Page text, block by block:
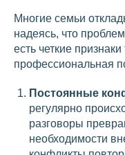
Многие семьи
надеясь, что
есть четкие
профессиональная
Постоянные
регулярно
разговоры
необходимости